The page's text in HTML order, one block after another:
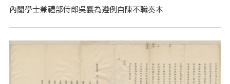
內閣學士兼禮部侍郎吳襄為遵例自陳不職奏本